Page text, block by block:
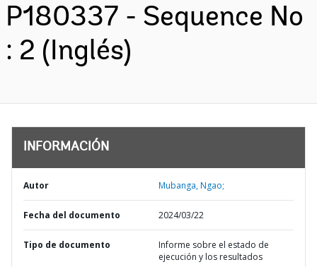
P180337 - Sequence No
: 2 (Inglés)
INFORMACIÓN
Autor Mubanga, Ngao;
Fecha del documento 2024/03/22
Tipo de documento
Informe sobre el estado de
ejecución y los resultados